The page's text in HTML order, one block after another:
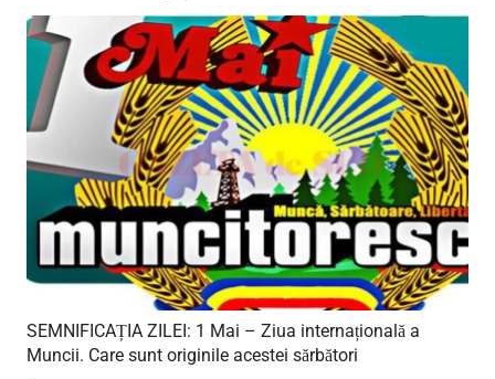
SEMNIFICAȚIA ZILEI: 1 Mai – Ziua internațională a
Muncii. Care sunt originile acestei sărbători